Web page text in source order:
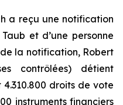
a reçu une notification
et d’une personne
la notification, Robert
contrôlées) détient
droits de vote
instruments financiers